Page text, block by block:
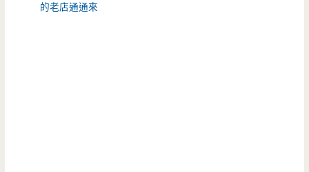
的老店通通來